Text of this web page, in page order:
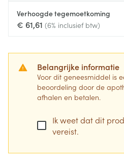
Verhoogde tegemoetkoming
€ 61,61 (6% inclusief btw)
Belangrijke informatie
Voor dit geneesmiddel is
beoordeling door de
afhalen en betalen.
Ik weet dat dit
vereist.